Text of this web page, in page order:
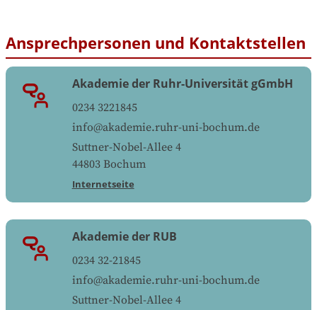
Ansprechpersonen und Kontaktstellen
Akademie der Ruhr-Universität gGmbH
0234 3221845
info@akademie.ruhr-uni-bochum.de
Suttner-Nobel-Allee 4
44803 Bochum
Internetseite
Akademie der RUB
0234 32-21845
info@akademie.ruhr-uni-bochum.de
Suttner-Nobel-Allee 4